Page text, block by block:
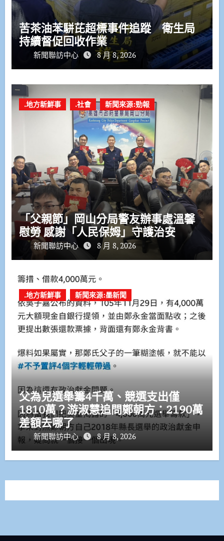
苦茶油苯駢芘超標事件追蹤 衛生局
持續督促回收作業
新聞聯訪中心 8 月 8, 2026
.地方新鮮事 .社會 新聞來源:勁報
「父親節」岡山分局警友辦事處溫馨
慰勞 感謝「人民保姆」守護治安
新聞聯訪中心 8 月 8, 2026
.地方新鮮事 新聞來源:墨新聞
父為兒選舉籌4千萬、競選支出僅
1810萬？游淑慧追問鄭朝方：2190萬
差額去哪了
新聞聯訪中心 8 月 8, 2026